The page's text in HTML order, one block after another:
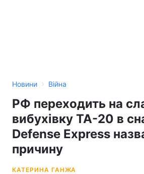
Новини › Війна
РФ переходить на
вибухівку ТА-20 в
Defense Express
причину
КАТЕРИНА ГАНЖА